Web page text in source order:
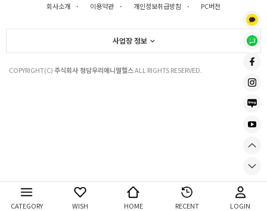
CATEGORY WISH HOME RECENT LOGIN
회사소개 · 이용약관 · 개인정보취급방침 · PC버전
사업장 정보
COPYRIGHT(C)주식회사 청담우리애니멀헬스ALL RIGHTS RESERVED.